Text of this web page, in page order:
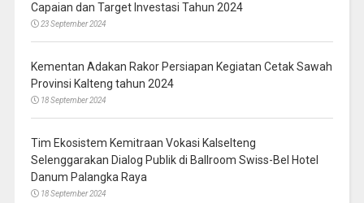
Capaian dan Target Investasi Tahun 2024
23 September 2024
Kementan Adakan Rakor Persiapan Kegiatan Cetak Sawah
Provinsi Kalteng tahun 2024
18 September 2024
Tim Ekosistem Kemitraan Vokasi Kalselteng
Selenggarakan Dialog Publik di Ballroom Swiss-Bel Hotel
Danum Palangka Raya
18 September 2024